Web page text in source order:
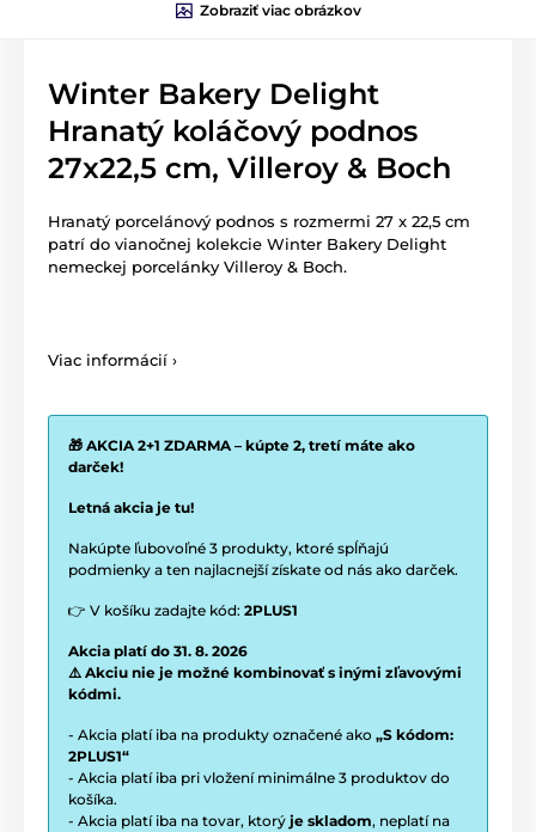
Zobraziť viac obrázkov
Winter Bakery Delight
Hranatý koláčový podnos
27x22,5 cm, Villeroy & Boch
Hranatý porcelánový podnos s rozmermi 27 x 22,5 cm
patrí do vianočnej kolekcie Winter Bakery Delight
nemeckej porcelánky Villeroy & Boch.
Viac informácií ›
🎁 AKCIA 2+1 ZDARMA – kúpte 2, tretí máte ako
darček!
Letná akcia je tu!
Nakúpte ľubovoľné 3 produkty, ktoré spĺňajú
podmienky a ten najlacnejší získate od nás ako darček.
👉 V košíku zadajte kód: 2PLUS1
Akcia platí do 31. 8. 2026
⚠️ Akciu nie je možné kombinovať s inými zľavovými
kódmi.
- Akcia platí iba na produkty označené ako „S kódom:
2PLUS1“
- Akcia platí iba pri vložení minimálne 3 produktov do
košíka.
- Akcia platí iba na tovar, ktorý je skladom, neplatí na